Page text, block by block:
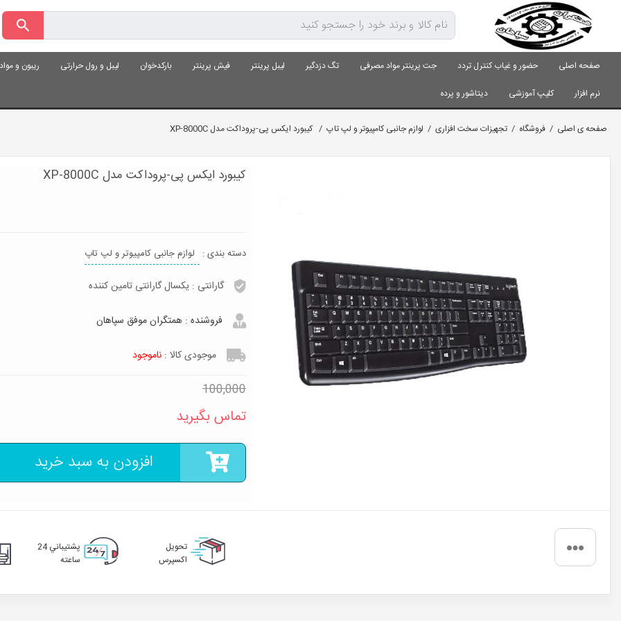
صفحه اصلی حضور و غیاب کنترل تردد جت پرینتر مواد مصرفی تگ دزدگیر لیبل پرینتر فیش پرینتر بارکدخوان لیبل و رول حرارتی ریبون و
نرم افزار
کلیپ آموزشی دیتاشور و پرده
صفحه ی اصلی / فروشگاه / تجهیزات سخت افزاری / لوازم جانبی کامپیوتر و لپ تاپ / کیبورد ایکس پی-پروداکت مدل XP-8000C
کیبورد ایکس پی-پروداکت مدل XP-8000C
دسته بندی : لوازم جانبی کامپیوتر و لپ تاپ
گارانتی : یکسال گارانتی تامین کننده
فروشنده : همتگران موفق سپاهان
موجودی کالا : ناموجود
100,000
تماس بگیرید
افزودن به سبد خرید
تحويل
اکسپرس
پشتيباني 24
ساعته